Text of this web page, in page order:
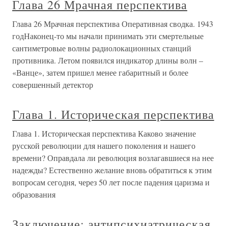
Глава 26 Мрачная перспектива
Глава 26 Мрачная перспектива Оперативная сводка. 1943
годНаконец-то мы начали принимать эти смертельные
сантиметровые волны радиолокационных станций
противника. Летом появился индикатор длины волн –
«Ванце», затем пришел менее габаритный и более
совершенный детектор
Глава 1. Историческая перспектива
Глава 1. Историческая перспектива Каково значение
русской революции для нашего поколения и нашего
времени? Оправдала ли революция возлагавшиеся на нее
надежды? Естественно желание вновь обратиться к этим
вопросам сегодня, через 50 лет после падения царизма и
образования